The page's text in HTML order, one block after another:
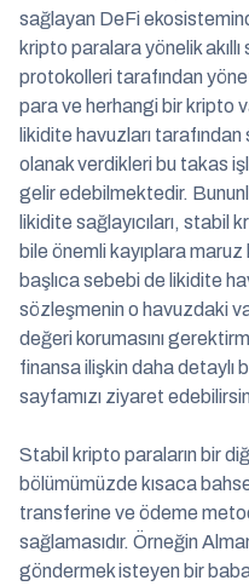
sağlayan DeFi
kripto paralara yönelik
protokolleri tarafından
para ve herhangi bir kripto
likidite havuzları tarafından
olanak verdikleri bu takas
gelir edebilmektedir.
likidite sağlayıcıları, stabil
bile önemli kayıplara
başlıca sebebi de likidite
sözleşmenin o havuzdaki
değeri korumasını
finansa ilişkin daha detaylı
sayfamızı ziyaret
Stabil kripto paraların bir
bölümümüzde kısaca
transferine ve ödeme
sağlamasıdır. Örneğin
göndermek isteyen bir